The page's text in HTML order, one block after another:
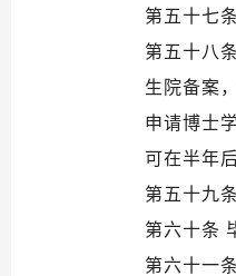
第五十七
第五十八
生院备案
申请博士
可在半年
第五十九
第六十条
第六十一